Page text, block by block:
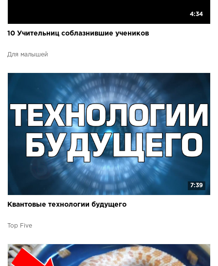
4:34
10 Учительниц соблазнившие учеников
Для малышей
7:39
Квантовые технологии будущего
Top Five